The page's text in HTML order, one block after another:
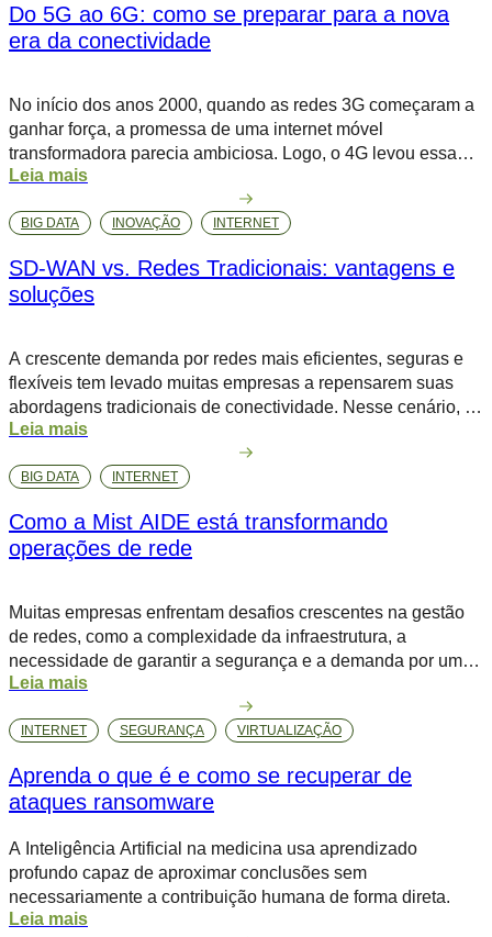
Do 5G ao 6G: como se preparar para a nova
era da conectividade
No início dos anos 2000, quando as redes 3G começaram a
ganhar força, a promessa de uma internet móvel
transformadora parecia ambiciosa. Logo, o 4G levou essa
revolução a novos patamares, possibilitando o streaming de
vídeos, a popularização de aplicativos e a expansão do e-
commerce. Agora, com o 5G, a conectividade não se limita
Leia mais
BIG DATA INOVAÇÃO INTERNET
SD-WAN vs. Redes Tradicionais: vantagens e
soluções
A crescente demanda por redes mais eficientes, seguras e
flexíveis tem levado muitas empresas a repensarem suas
abordagens tradicionais de conectividade. Nesse cenário, a
SD-WAN (Software-Defined Wide Area Network) surge como
uma solução inovadora e estratégica. Diferente das redes
tradicionais, que dependem de hardware específico e
flexibilidade, […]
Leia mais
BIG DATA INTERNET
Como a Mist AIDE está transformando
operações de rede
Muitas empresas enfrentam desafios crescentes na gestão
de redes, como a complexidade da infraestrutura, a
necessidade de garantir a segurança e a demanda por uma
experiência do usuário superior. Problemas como downtime
inesperado, lentidão e dificuldades de monitoramento
consomem tempo e recursos valiosos das equipes de TI.
Leia mais
INTERNET SEGURANÇA VIRTUALIZAÇÃO
Aprenda o que é e como se recuperar de
ataques ransomware
A Inteligência Artificial na medicina usa aprendizado
profundo capaz de aproximar conclusões sem
necessariamente a contribuição humana de forma direta.
Leia mais